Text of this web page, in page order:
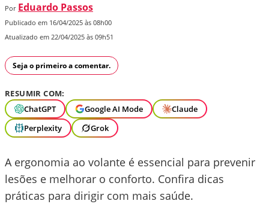
Por Eduardo Passos
Publicado em 16/04/2025 às 08h00
Atualizado em 22/04/2025 às 09h51
Seja o primeiro a comentar.
RESUMIR COM:
ChatGPT
Google AI Mode
Claude
Perplexity
Grok
A ergonomia ao volante é essencial para prevenir
lesões e melhorar o conforto. Confira dicas
práticas para dirigir com mais saúde.